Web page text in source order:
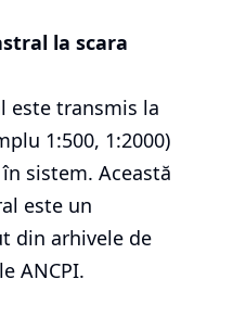
la scara
este transmis la
1:500, 1:2000)
sistem. Această
este un
din arhivele de
ANCPI.